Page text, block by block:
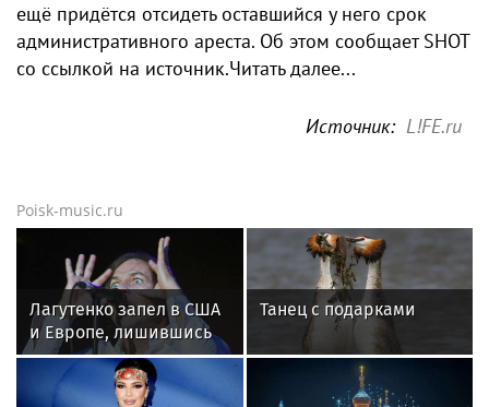
ещё придётся отсидеть оставшийся у него срок
административного ареста. Об этом сообщает SHOT
со ссылкой на источник.Читать далее...
Источник: L!FE.ru
Poisk-music.ru
Лагутенко запел в США
и Европе, лишившись
дома в Малибу
Танец с подарками